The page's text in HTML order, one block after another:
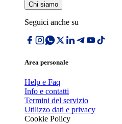
Chi siamo
Seguici anche su
Area personale
Help e Faq
Info e contatti
Termini del servizio
Utilizzo dati e privacy
Cookie Policy